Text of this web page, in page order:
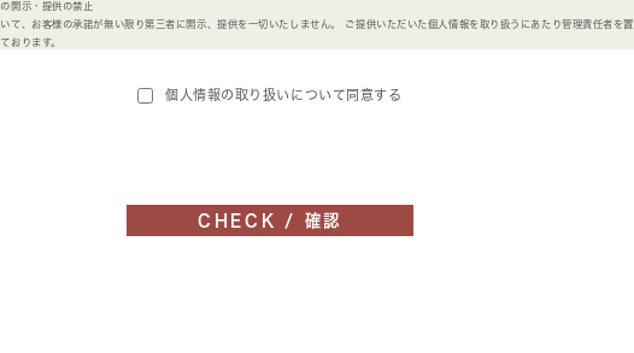
開示・提供の禁止
て、お客様の承諾が無い限り第三者に開示、提供を一切いたしません。 ご提供いただいた個人情報を取り扱うにあたり管理責任者を置
おります。
削除などを希望される場合には、ご本人であることを確認の上対応させていただきます。
個人情報の取り扱いについて同意する